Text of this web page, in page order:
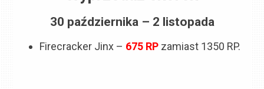
30 października – 2 listopada
Firecracker Jinx – 675 RP zamiast 1350 RP.